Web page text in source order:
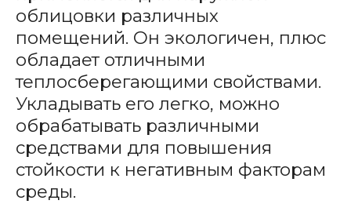
облицовки различных
помещений. Он экологичен, плюс
обладает отличными
теплосберегающими свойствами.
Укладывать его легко, можно
обрабатывать различными
средствами для повышения
стойкости к негативным факторам
среды.